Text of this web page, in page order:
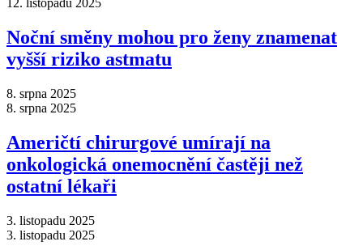
12. listopadu 2025
Noční směny mohou pro ženy znamenat
vyšší riziko astmatu
8. srpna 2025
8. srpna 2025
Američtí chirurgové umírají na
onkologická onemocnění častěji než
ostatní lékaři
3. listopadu 2025
3. listopadu 2025